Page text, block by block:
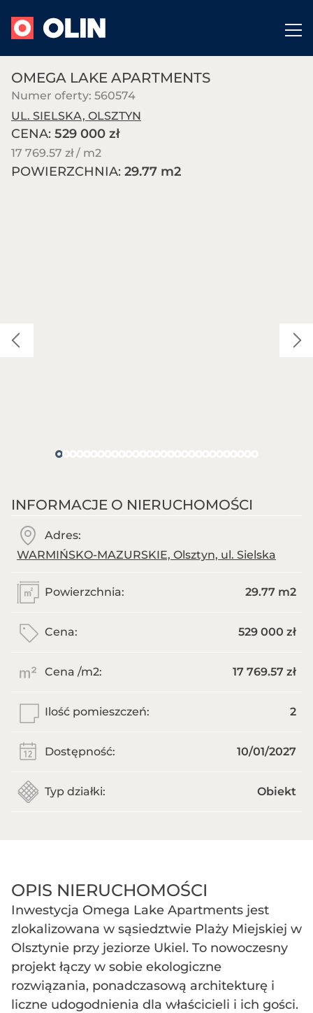
OMEGA LAKE APARTMENTS
Numer oferty: 560574
UL. SIELSKA, OLSZTYN
CENA: 529 000 zł
17 769.57 zł / m2
POWIERZCHNIA: 29.77 m2
INFORMACJE O NIERUCHOMOŚCI
Adres:
WARMIŃSKO-MAZURSKIE, Olsztyn, ul. Sielska
Powierzchnia: 29.77 m2
Cena: 529 000 zł
Cena /m2: 17 769.57 zł
Ilość pomieszczeń: 2
Dostępność: 10/01/2027
Typ działki: Obiekt
OPIS NIERUCHOMOŚCI
Inwestycja Omega Lake Apartments jest
zlokalizowana w sąsiedztwie Plaży Miejskiej w
Olsztynie przy jeziorze Ukiel. To nowoczesny
projekt łączy w sobie ekologiczne
rozwiązania, ponadczasową architekturę i
liczne udogodnienia dla właścicieli i ich gości.